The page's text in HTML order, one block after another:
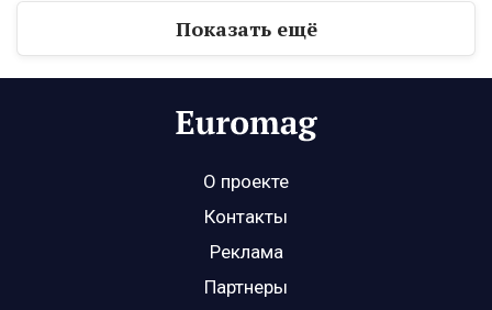
Показать ещё
О проекте
Контакты
Реклама
Партнеры